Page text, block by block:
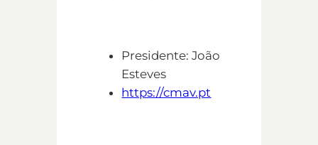
Presidente: João
Esteves
https://cmav.pt